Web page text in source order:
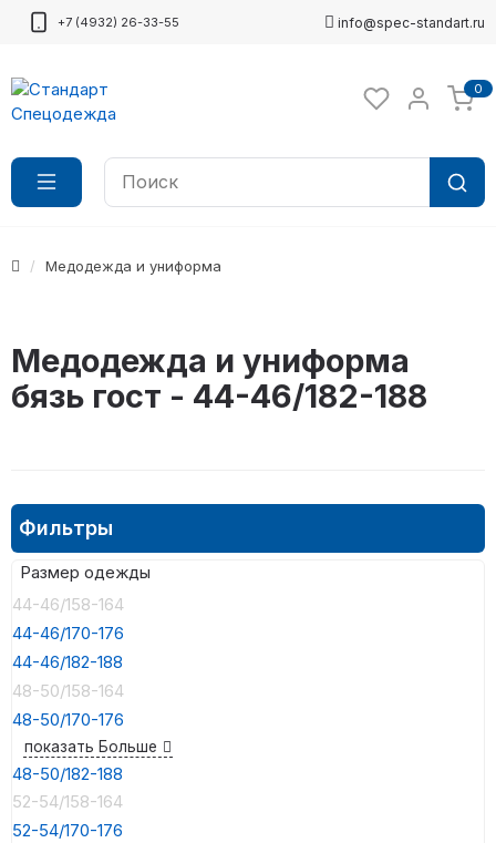
+7 (4932) 26-33-55 info@spec-standart.ru
0
Медодежда и униформа
Медодежда и униформа
бязь гост - 44-46/182-188
Фильтры
Размер одежды
44-46/158-164
44-46/170-176
44-46/182-188
48-50/158-164
48-50/170-176
показать Больше
48-50/182-188
52-54/158-164
52-54/170-176